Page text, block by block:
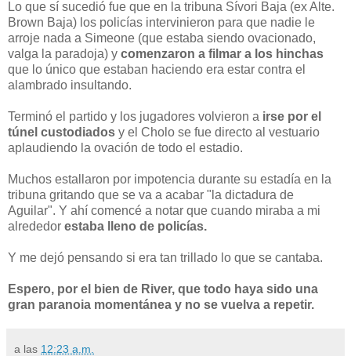
Lo que sí sucedió fue que en la tribuna Sívori Baja (ex Alte.
Brown Baja) los policías intervinieron para que nadie le
arroje nada a Simeone (que estaba siendo ovacionado,
valga la paradoja) y comenzaron a filmar a los hinchas
que lo único que estaban haciendo era estar contra el
alambrado insultando.
Terminó el partido y los jugadores volvieron a irse por el
túnel custodiados y el Cholo se fue directo al vestuario
aplaudiendo la ovación de todo el estadio.
Muchos estallaron por impotencia durante su estadía en la
tribuna gritando que se va a acabar "la dictadura de
Aguilar". Y ahí comencé a notar que cuando miraba a mi
alrededor estaba lleno de policías.
Y me dejó pensando si era tan trillado lo que se cantaba.
Espero, por el bien de River, que todo haya sido una
gran paranoia momentánea y no se vuelva a repetir.
a las 12:23 a.m.